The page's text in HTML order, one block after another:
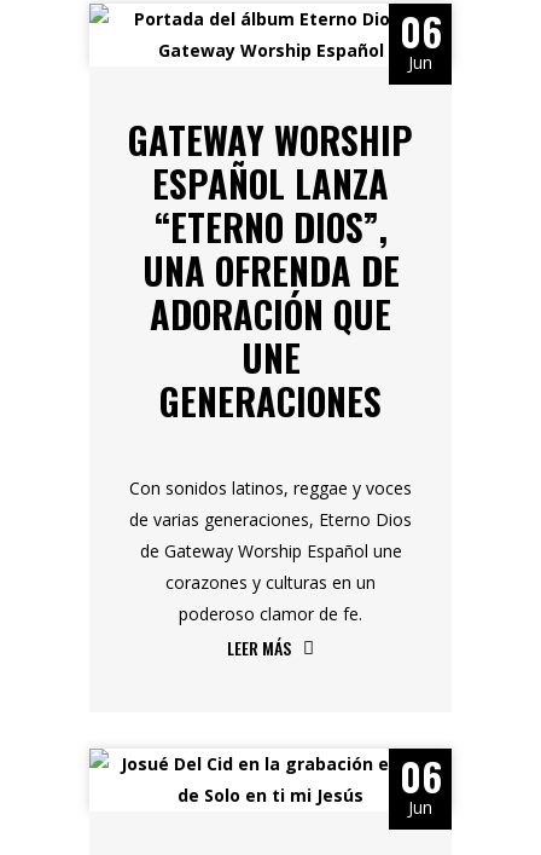
06
Jun
GATEWAY WORSHIP
ESPAÑOL LANZA
“ETERNO DIOS”,
UNA OFRENDA DE
ADORACIÓN QUE
UNE
GENERACIONES
Con sonidos latinos, reggae y voces
de varias generaciones, Eterno Dios
de Gateway Worship Español une
corazones y culturas en un
poderoso clamor de fe.
LEER MÁS
06
Jun